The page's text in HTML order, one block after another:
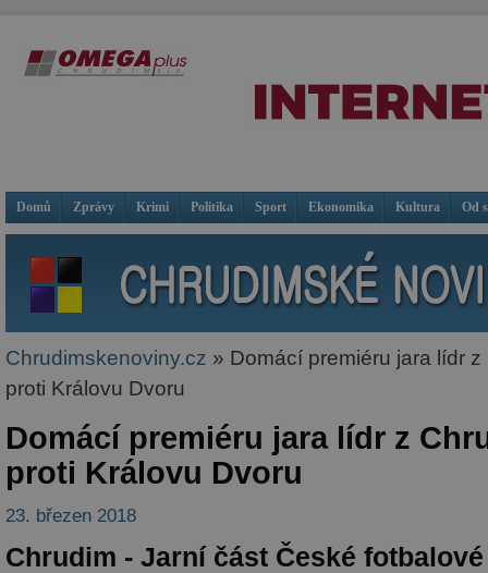
Domů Zprávy Krimi Politika Sport Ekonomika Kultura Od
Chrudimskenoviny.cz » Domácí premiéru jara lídr
proti Královu Dvoru
Domácí premiéru jara lídr z
proti Královu Dvoru
23. březen 2018
Chrudim - Jarní část České